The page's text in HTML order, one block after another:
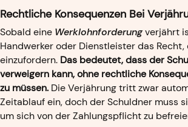
Rechtliche Konsequenzen Bei
Sobald eine Werklohnforderungverjährt
Handwerker oder Dienstleister das Recht,
einzufordern. Das bedeutet, dass der
verweigern kann, ohne rechtliche
zu müssen. Die Verjährung tritt zwar
Zeitablauf ein, doch der Schuldner muss
um sich von der Zahlungspflicht zu